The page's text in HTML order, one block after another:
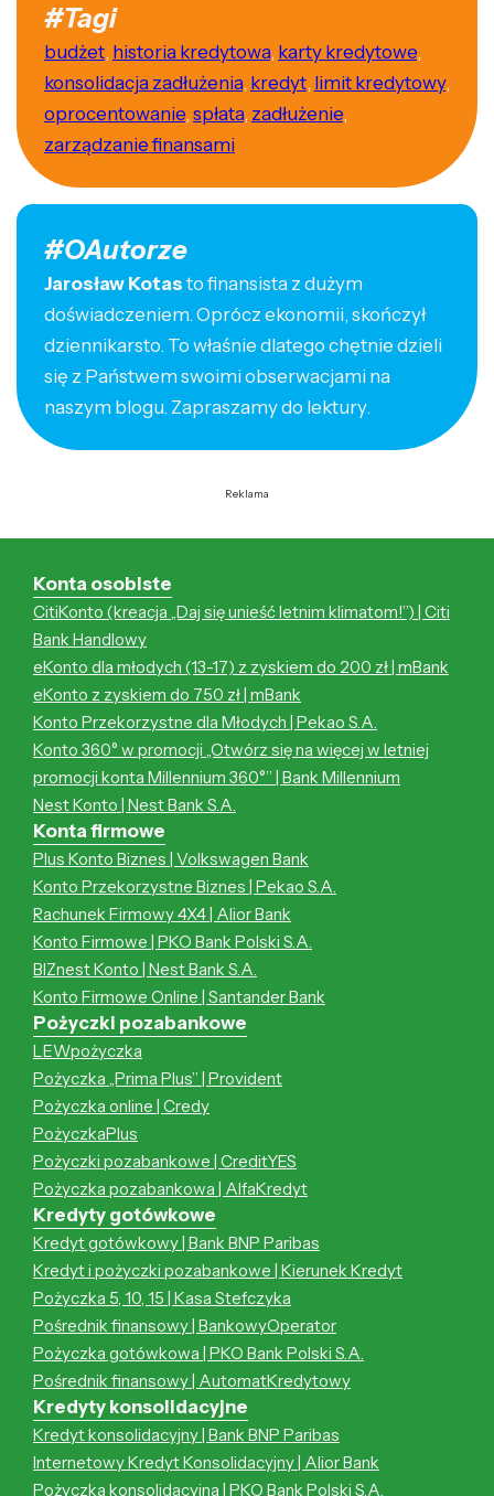
#Tagi
budżet, historia kredytowa, karty kredytowe,
konsolidacja zadłużenia, kredyt, limit kredytowy,
oprocentowanie, spłata, zadłużenie,
zarządzanie finansami
#OAutorze
Jarosław Kotas to finansista z dużym
doświadczeniem. Oprócz ekonomii, skończył
dziennikarsto. To właśnie dlatego chętnie dzieli
się z Państwem swoimi obserwacjami na
naszym blogu. Zapraszamy do lektury.
Reklama
Konta osobiste
CitiKonto (kreacja „Daj się unieść letnim klimatom!”) | Citi
Bank Handlowy
eKonto dla młodych (13-17) z zyskiem do 200 zł | mBank
eKonto z zyskiem do 750 zł | mBank
Konto Przekorzystne dla Młodych | Pekao S.A.
Konto 360° w promocji „Otwórz się na więcej w letniej
promocji konta Millennium 360°” | Bank Millennium
Nest Konto | Nest Bank S.A.
Konta firmowe
Plus Konto Biznes | Volkswagen Bank
Konto Przekorzystne Biznes | Pekao S.A.
Rachunek Firmowy 4X4 | Alior Bank
Konto Firmowe | PKO Bank Polski S.A.
BIZnest Konto | Nest Bank S.A.
Konto Firmowe Online | Santander Bank
Pożyczki pozabankowe
LEWpożyczka
Pożyczka „Prima Plus” | Provident
Pożyczka online | Credy
PożyczkaPlus
Pożyczki pozabankowe | CreditYES
Pożyczka pozabankowa | AlfaKredyt
Kredyty gotówkowe
Kredyt gotówkowy | Bank BNP Paribas
Kredyt i pożyczki pozabankowe | Kierunek Kredyt
Pożyczka 5, 10, 15 | Kasa Stefczyka
Pośrednik finansowy | BankowyOperator
Pożyczka gotówkowa | PKO Bank Polski S.A.
Pośrednik finansowy | AutomatKredytowy
Kredyty konsolidacyjne
Kredyt konsolidacyjny | Bank BNP Paribas
Internetowy Kredyt Konsolidacyjny | Alior Bank
Pożyczka konsolidacyjna | PKO Bank Polski S.A.